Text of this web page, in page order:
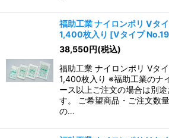
福助工業 ナイロンポリ Vタ
1,400枚入り [Vタイプ
38,550円(税込)
福助工業 ナイロンポリ Vタ
1,400枚入り ※福助工業のナ
ース以上ご注文の場合は別
す。 ご希望商品・ご注文数
の…